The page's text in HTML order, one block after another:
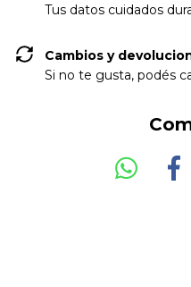
Tus datos cuidados
Cambios y
Si no te gusta, podés